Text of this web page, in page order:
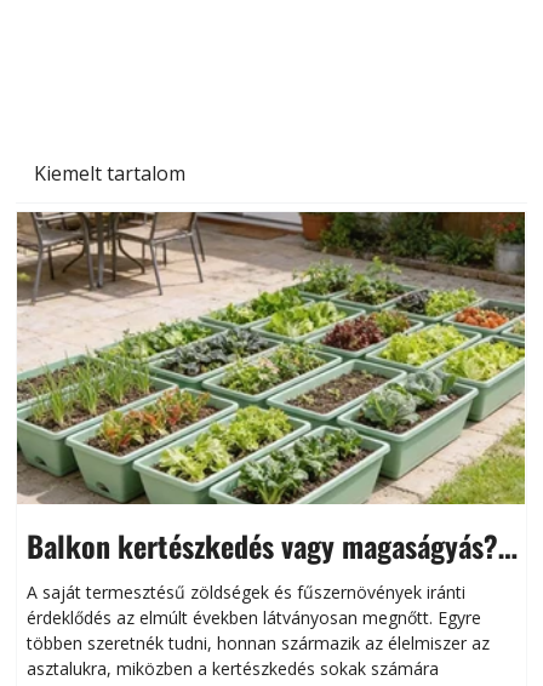
Kiemelt tartalom
Balkon kertészkedés vagy magaságyás?
Helytakarékos kertészkedés
A saját termesztésű zöldségek és fűszernövények iránti
érdeklődés az elmúlt években látványosan megnőtt. Egyre
többen szeretnék tudni, honnan származik az élelmiszer az
asztalukra, miközben a kertészkedés sokak számára